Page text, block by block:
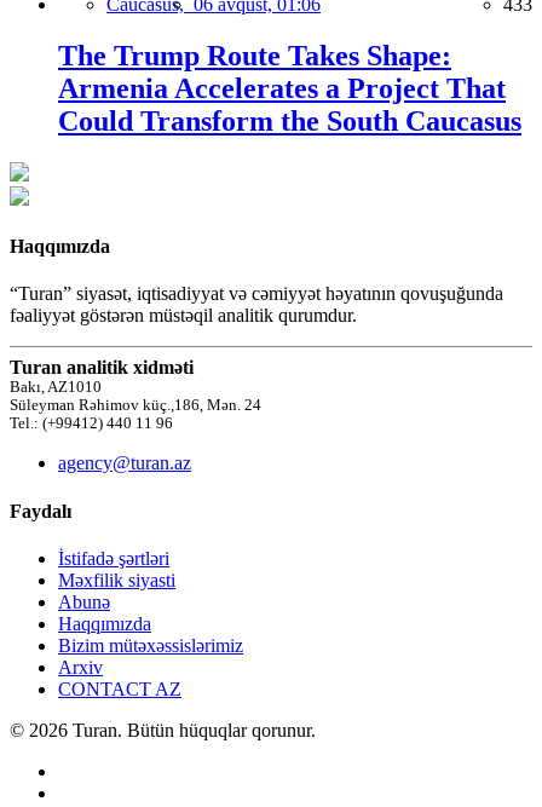
Caucasus, 06 avqust, 01:06 433
The Trump Route Takes Shape:
Armenia Accelerates a Project That
Could Transform the South Caucasus
Haqqımızda
“Turan” siyasət, iqtisadiyyat və cəmiyyət həyatının qovuşuğunda
fəaliyyət göstərən müstəqil analitik qurumdur.
Turan analitik xidməti
Bakı, AZ1010
Süleyman Rəhimov küç.,186, Mən. 24
Tel.: (+99412) 440 11 96
agency@turan.az
Faydalı
İstifadə şərtləri
Məxfilik siyasti
Abunə
Haqqımızda
Bizim mütəxəssislərimiz
Arxiv
CONTACT AZ
© 2026 Turan. Bütün hüquqlar qorunur.